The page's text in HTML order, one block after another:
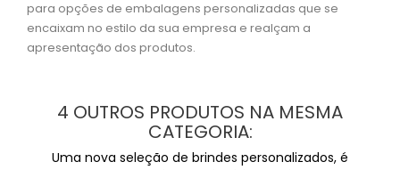
para opções de embalagens personalizadas que se
encaixam no estilo da sua empresa e realçam a
apresentação dos produtos.
4 OUTROS PRODUTOS NA MESMA
CATEGORIA:
Uma nova seleção de brindes personalizados, é